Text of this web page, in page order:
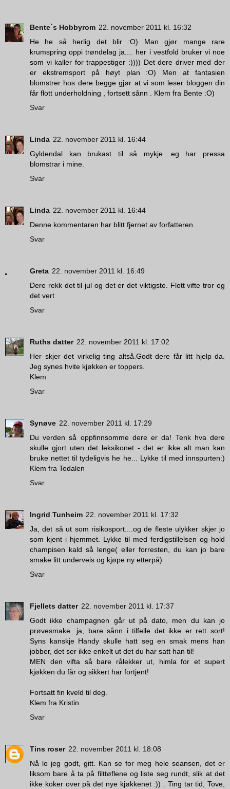
Bente`s Hobbyrom 22. november 2011 kl. 16:32
He he så herlig det blir :O) Man gjør mange rare
krumspring oppi trøndelag ja.... her i vestfold bruker vi noe
som vi kaller for trappestiger :)))) Det dere driver med der
er ekstremsport på høyt plan :O) Men at fantasien
blomstrer hos dere begge gjør at vi som leser bloggen din
får flott underholdning , fortsett sånn . Klem fra Bente :O)
Svar
Linda 22. november 2011 kl. 16:44
Gyldendal kan brukast til så mykje....eg har pressa
blomstrar i mine.
Svar
Linda 22. november 2011 kl. 16:44
Denne kommentaren har blitt fjernet av forfatteren.
Svar
Greta 22. november 2011 kl. 16:49
Dere rekk det til jul og det er det viktigste. Flott vifte tror eg
det vert
Svar
Ruths datter 22. november 2011 kl. 17:02
Her skjer det virkelig ting altså.Godt dere får litt hjelp da.
Jeg synes hvite kjøkken er toppers.
Klem
Svar
Synøve 22. november 2011 kl. 17:29
Du verden så oppfinnsomme dere er da! Tenk hva dere
skulle gjort uten det leksikonet - det er ikke alt man kan
bruke nettet til tydeligvis he he... Lykke til med innspurten:)
Klem fra Todalen
Svar
Ingrid Tunheim 22. november 2011 kl. 17:32
Ja, det så ut som risikosport....og de fleste ulykker skjer jo
som kjent i hjemmet. Lykke til med ferdigstillelsen og hold
champisen kald så lenge( eller forresten, du kan jo bare
smake litt underveis og kjøpe ny etterpå)
Svar
Fjellets datter 22. november 2011 kl. 17:37
Godt ikke champagnen går ut på dato, men du kan jo
prøvesmake...ja, bare sånn i tilfelle det ikke er rett sort!
Syns kanskje Handy skulle hatt seg en smak mens han
jobber, det ser ikke enkelt ut det du har satt han til!
MEN den vifta så bare rålekker ut, himla for et supert
kjøkken du får og sikkert har fortjent!
Fortsatt fin kveld til deg.
Klem fra Kristin
Svar
Tins roser 22. november 2011 kl. 18:08
Nå lo jeg godt, gitt. Kan se for meg hele seansen, det er
liksom bare å ta på filttøflene og liste seg rundt, slik at det
ikke koker over på det nye kjøkkenet :)) . Ting tar tid, Tove,